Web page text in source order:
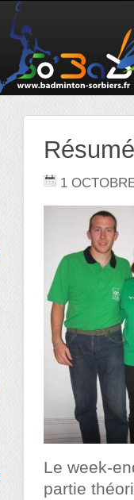
1
Le week-
partie